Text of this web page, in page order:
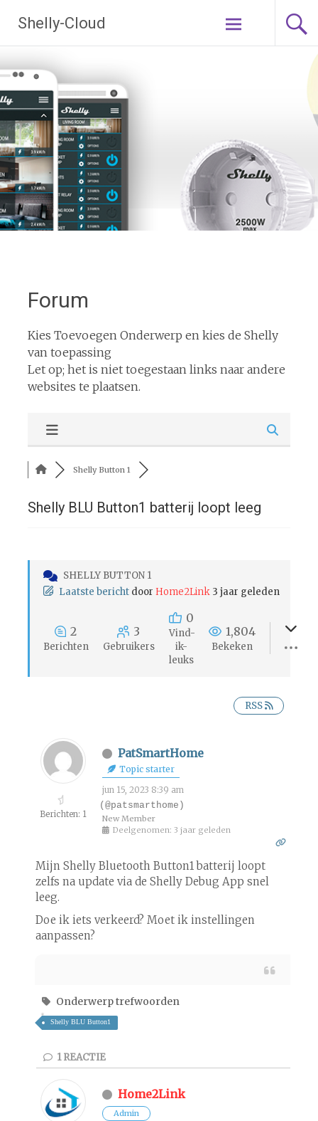
naar
de
Shelly-Cloud
Forum
Kies Toevoegen Onderwerp en kies de Shelly
van toepassing
Let op; het is niet toegestaan links naar andere
websites te plaatsen.
Shelly Button 1
Shelly BLU Button1 batterij loopt leeg
SHELLY BUTTON 1
Laatste bericht door Home2Link 3 jaar geleden
2
Berichten
3
Gebruikers
0
Vind-
ik-
leuks
1,804
Bekeken
RSS
Berichten: 1
PatSmartHome
Topic starter
jun 15, 2023 8:39 am
(@patsmarthome)
New Member
Deelgenomen: 3 jaar geleden
Mijn Shelly Bluetooth Button1 batterij loopt
zelfs na update via de Shelly Debug App snel
leeg.
Doe ik iets verkeerd? Moet ik instellingen
aanpassen?
Onderwerp trefwoorden
Shelly BLU Button1
1REACTIE
Home2Link
Admin